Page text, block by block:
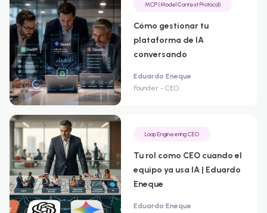
MCP (Model Context Protocol)
Cómo gestionar tu
plataforma de IA
conversando
Eduardo Eneque
Founder - CEO
Loop Engineering CEO
Tu rol como CEO cuando el
equipo ya usa IA | Eduardo
Eneque
Eduardo Eneque